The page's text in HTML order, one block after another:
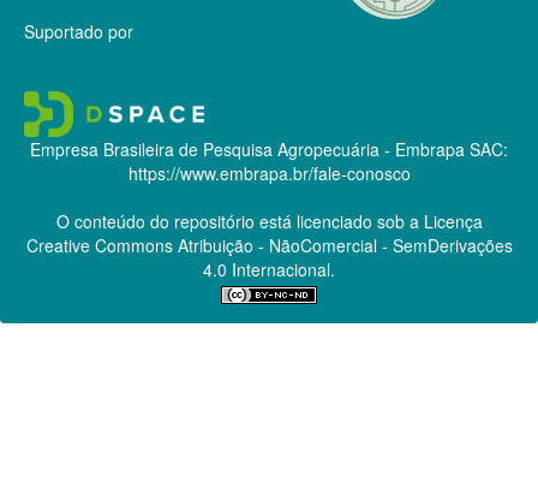
Suportado por
Empresa Brasileira de Pesquisa Agropecuária - Embrapa SAC:
https://www.embrapa.br/fale-conosco
O conteúdo do repositório está licenciado sob a Licença
Creative CommonsAtribuição - NãoComercial - SemDerivações
4.0 Internacional.